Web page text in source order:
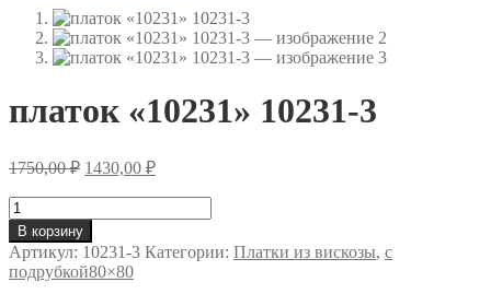
платок «10231» 10231-3
1750,00₽ Первоначальная
составляла
1750,00 ₽.
1430,00 ₽Текущая
Количество
товара
платок
«10231»
10231-
В корзину
Артикул: 10231-3 Категории: Платки из вискозы, с
подрубкой80×80